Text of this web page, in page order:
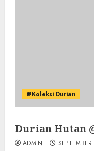
@Koleksi Durian
Durian Hutan
ADMIN